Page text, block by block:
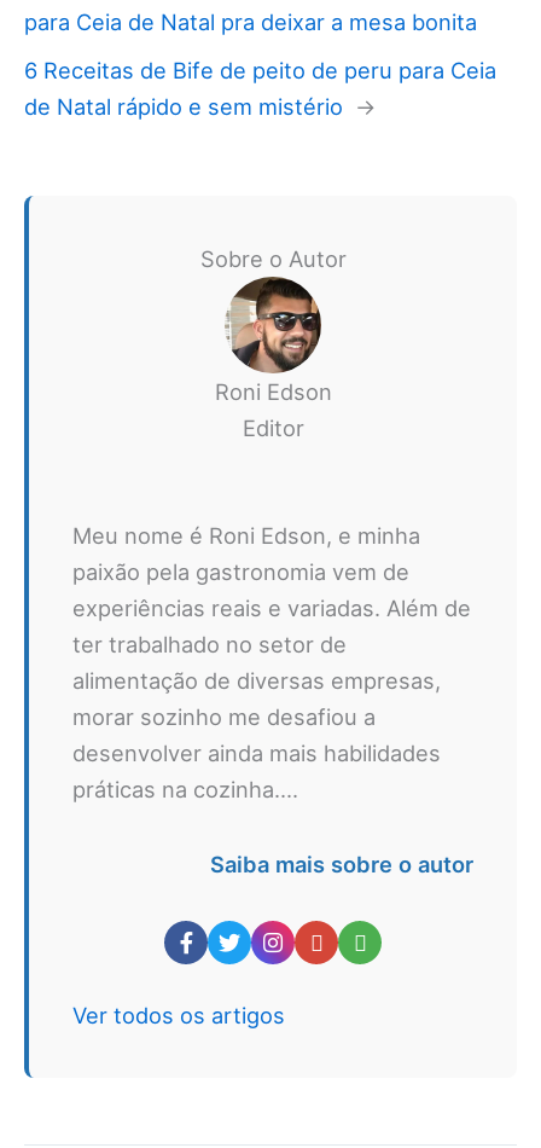
para Ceia de Natal pra deixar a mesa bonita
6 Receitas de Bife de peito de peru para Ceia
de Natal rápido e sem mistério →
Sobre o Autor
Roni Edson
Editor
Meu nome é Roni Edson, e minha
paixão pela gastronomia vem de
experiências reais e variadas. Além de
ter trabalhado no setor de
alimentação de diversas empresas,
morar sozinho me desafiou a
desenvolver ainda mais habilidades
práticas na cozinha....
Saiba mais sobre o autor
Ver todos os artigos